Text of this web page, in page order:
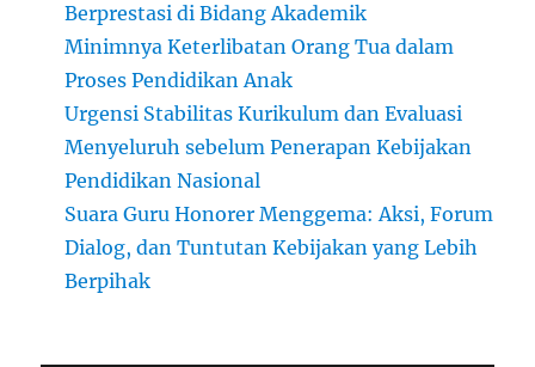
Berprestasi di Bidang Akademik
Minimnya Keterlibatan Orang Tua dalam
Proses Pendidikan Anak
Urgensi Stabilitas Kurikulum dan Evaluasi
Menyeluruh sebelum Penerapan Kebijakan
Pendidikan Nasional
Suara Guru Honorer Menggema: Aksi, Forum
Dialog, dan Tuntutan Kebijakan yang Lebih
Berpihak